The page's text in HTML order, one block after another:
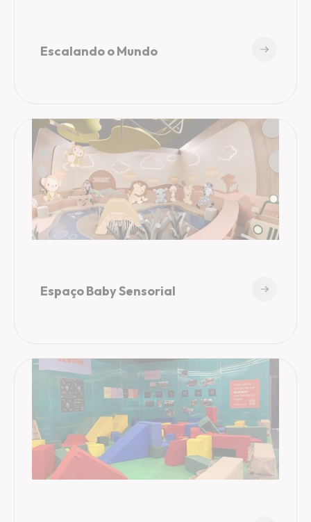
Escalando o Mundo
Espaço Baby Sensorial